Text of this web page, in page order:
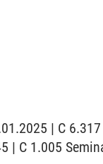
| C
| C 1.005